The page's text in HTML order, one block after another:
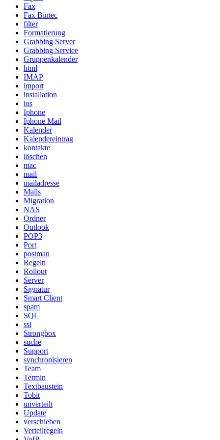
Fax
Fax Bintec
filter
Formatierung
Grabbing Server
Grabbing Service
Gruppenkalender
html
IMAP
import
installation
ios
Iphone
Iphone Mail
Kalender
Kalendereintrag
kontakte
löschen
mac
mail
mailadresse
Mails
Migration
NAS
Ordner
Outlook
POP3
Port
postman
Regeln
Rollout
Server
Signatur
Smart Client
spam
SQL
ssl
Strongbox
suche
Support
synchronisieren
Team
Termin
Textbaustein
Tobit
unverteilt
Update
verschieben
Verteilregeln